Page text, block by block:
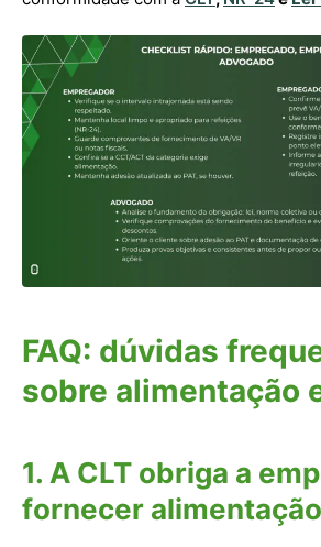
FAQ: dúvidas
sobre alimentação
1. A CLT obriga a
fornecer